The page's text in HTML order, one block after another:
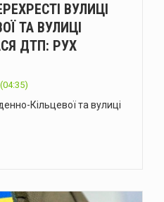
ВУЛИЦІ
ТА ВУЛИЦІ
ДТП: РУХ
Кільцевої та вулиці